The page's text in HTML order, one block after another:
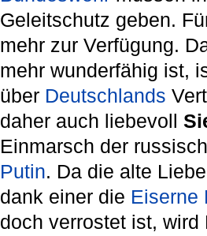
Geleitschutz geben.
mehr zur Verfügung.
mehr wunderfähig ist,
über Deutschlands
daher auch liebevoll
Einmarsch der
Putin. Da die alte
dank einer die Eiserne
doch verrostet ist,